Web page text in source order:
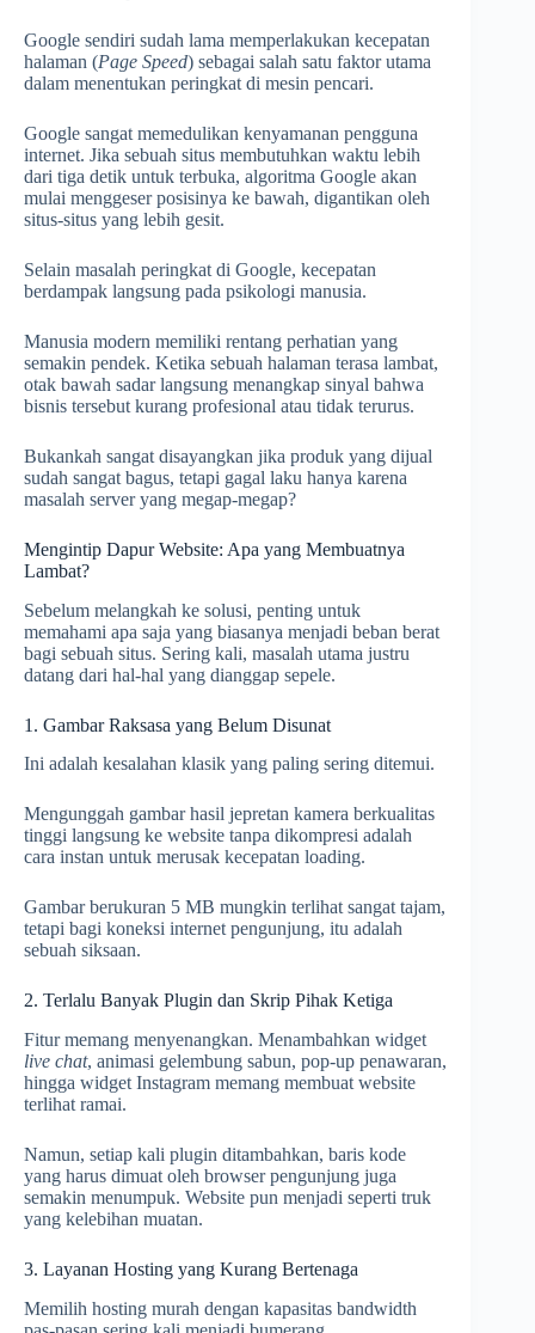
Google sendiri sudah lama memperlakukan kecepatan
halaman (Page Speed) sebagai salah satu faktor utama
dalam menentukan peringkat di mesin pencari.
Google sangat memedulikan kenyamanan pengguna
internet. Jika sebuah situs membutuhkan waktu lebih
dari tiga detik untuk terbuka, algoritma Google akan
mulai menggeser posisinya ke bawah, digantikan oleh
situs-situs yang lebih gesit.
Selain masalah peringkat di Google, kecepatan
berdampak langsung pada psikologi manusia.
Manusia modern memiliki rentang perhatian yang
semakin pendek. Ketika sebuah halaman terasa lambat,
otak bawah sadar langsung menangkap sinyal bahwa
bisnis tersebut kurang profesional atau tidak terurus.
Bukankah sangat disayangkan jika produk yang dijual
sudah sangat bagus, tetapi gagal laku hanya karena
masalah server yang megap-megap?
Mengintip Dapur Website: Apa yang Membuatnya
Lambat?
Sebelum melangkah ke solusi, penting untuk
memahami apa saja yang biasanya menjadi beban berat
bagi sebuah situs. Sering kali, masalah utama justru
datang dari hal-hal yang dianggap sepele.
1. Gambar Raksasa yang Belum Disunat
Ini adalah kesalahan klasik yang paling sering ditemui.
Mengunggah gambar hasil jepretan kamera berkualitas
tinggi langsung ke website tanpa dikompresi adalah
cara instan untuk merusak kecepatan loading.
Gambar berukuran 5 MB mungkin terlihat sangat tajam,
tetapi bagi koneksi internet pengunjung, itu adalah
sebuah siksaan.
2. Terlalu Banyak Plugin dan Skrip Pihak Ketiga
Fitur memang menyenangkan. Menambahkan widget
live chat, animasi gelembung sabun, pop-up penawaran,
hingga widget Instagram memang membuat website
terlihat ramai.
Namun, setiap kali plugin ditambahkan, baris kode
yang harus dimuat oleh browser pengunjung juga
semakin menumpuk. Website pun menjadi seperti truk
yang kelebihan muatan.
3. Layanan Hosting yang Kurang Bertenaga
Memilih hosting murah dengan kapasitas bandwidth